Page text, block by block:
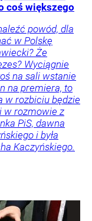
coś większego
powód, dla
w Polskę
Że
Wyciągnie
na sali wstanie
na premiera, to
w rozbiciu będzie
w rozmowie z
PiS, dawna
i była
Kaczyńskiego.